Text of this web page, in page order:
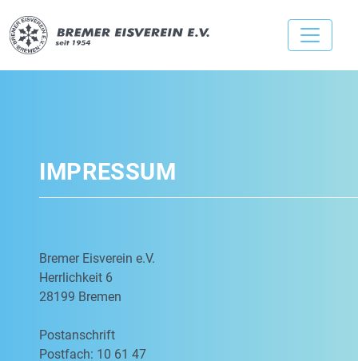
IMPRESSUM
Bremer Eisverein e.V.
Herrlichkeit 6
28199 Bremen
Postanschrift
Postfach: 10 61 47